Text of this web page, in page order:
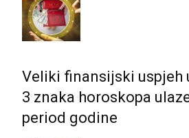
Veliki finansijski uspjeh
3 znaka horoskopa
period godine